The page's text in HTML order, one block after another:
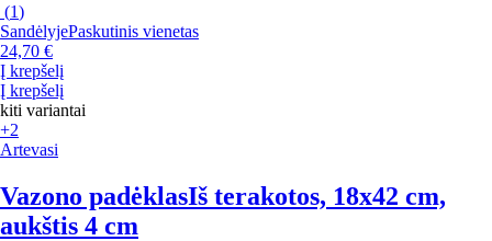
(1)
SandėlyjePaskutinis vienetas
24,70 €
Į krepšelį
Į krepšelį
kiti variantai
+2
Artevasi
Vazono padėklasIš terakotos, 18x42 cm,
aukštis 4 cm